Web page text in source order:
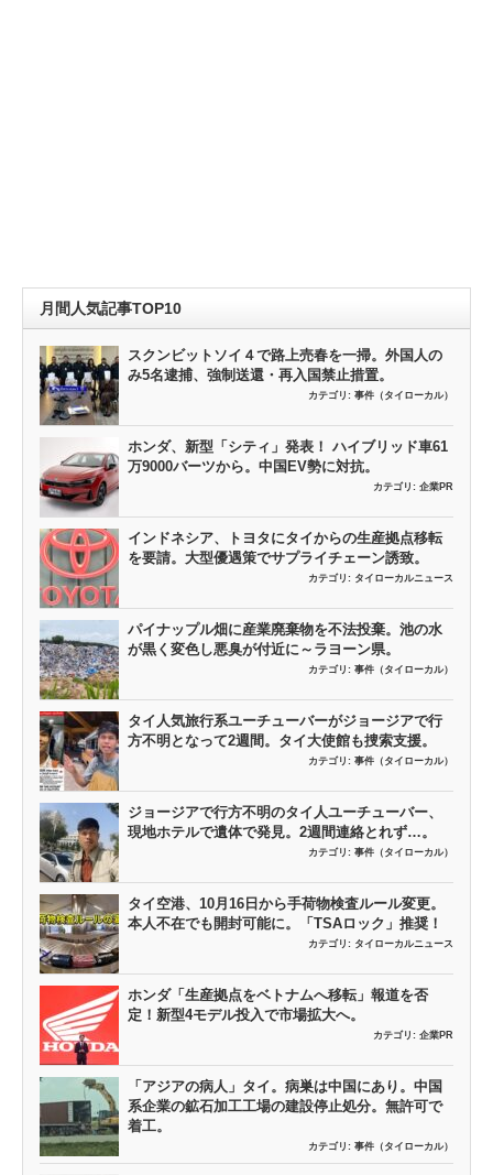
月間人気記事TOP10
スクンビットソイ４で路上売春を一掃。外国人の
み5名逮捕、強制送還・再入国禁止措置。
カテゴリ: 事件（タイローカル）
ホンダ、新型「シティ」発表！ ハイブリッド車61
万9000バーツから。中国EV勢に対抗。
カテゴリ: 企業PR
インドネシア、トヨタにタイからの生産拠点移転
を要請。大型優遇策でサプライチェーン誘致。
カテゴリ: タイローカルニュース
パイナップル畑に産業廃棄物を不法投棄。池の水
が黒く変色し悪臭が付近に～ラヨーン県。
カテゴリ: 事件（タイローカル）
タイ人気旅行系ユーチューバーがジョージアで行
方不明となって2週間。タイ大使館も捜索支援。
カテゴリ: 事件（タイローカル）
ジョージアで行方不明のタイ人ユーチューバー、
現地ホテルで遺体で発見。2週間連絡とれず…。
カテゴリ: 事件（タイローカル）
タイ空港、10月16日から手荷物検査ルール変更。
本人不在でも開封可能に。「TSAロック」推奨！
カテゴリ: タイローカルニュース
ホンダ「生産拠点をベトナムへ移転」報道を否
定！新型4モデル投入で市場拡大へ。
カテゴリ: 企業PR
「アジアの病人」タイ。病巣は中国にあり。中国
系企業の鉱石加工工場の建設停止処分。無許可で
着工。
カテゴリ: 事件（タイローカル）